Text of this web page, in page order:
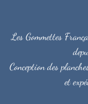
Les Gommettes
Conception des
et